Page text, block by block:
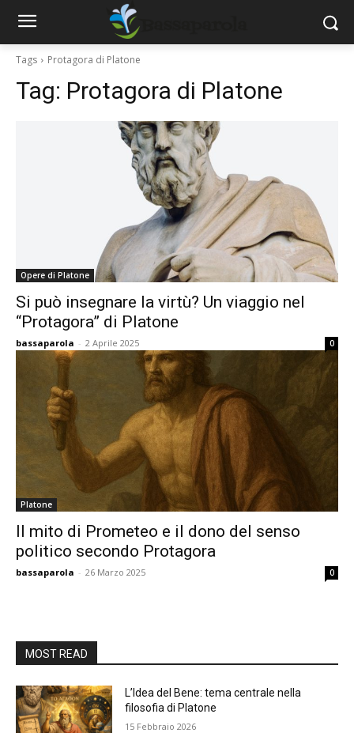
Tags Protagora di Platone
Tag: Protagora di Platone
Opere di Platone
Si può insegnare la virtù? Un viaggio nel
“Protagora” di Platone
bassaparola - 2 Aprile 2025 0
Platone
Il mito di Prometeo e il dono del senso
politico secondo Protagora
bassaparola - 26 Marzo 2025 0
MOST READ
L’Idea del Bene: tema centrale nella
filosofia di Platone
15 Febbraio 2026